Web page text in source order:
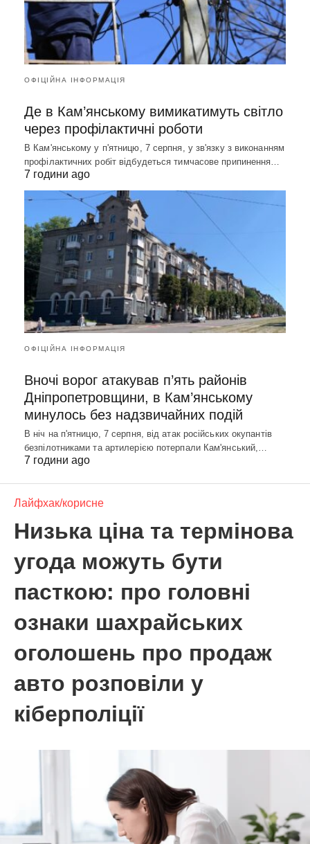
ОФІЦІЙНА ІНФОРМАЦІЯ
Де в Кам’янському вимикатимуть світло
через профілактичні роботи
В Кам'янському у п'ятницю, 7 серпня, у зв'язку з виконанням
профілактичних робіт відбудеться тимчасове припинення…
7 години ago
ОФІЦІЙНА ІНФОРМАЦІЯ
Вночі ворог атакував п’ять районів
Дніпропетровщини, в Кам’янському
минулось без надзвичайних подій
В ніч на п'ятницю, 7 серпня, від атак російських окупантів
безпілотниками та артилерією потерпали Кам'янський,…
7 години ago